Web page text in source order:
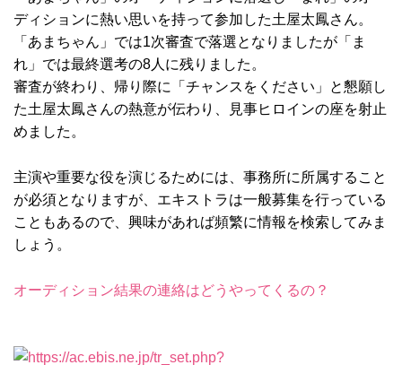
ディションに熱い思いを持って参加した土屋太鳳さん。
「あまちゃん」では1次審査で落選となりましたが「ま
れ」では最終選考の8人に残りました。
審査が終わり、帰り際に「チャンスをください」と懇願し
た土屋太鳳さんの熱意が伝わり、見事ヒロインの座を射止
めました。
主演や重要な役を演じるためには、事務所に所属すること
が必須となりますが、エキストラは一般募集を行っている
こともあるので、興味があれば頻繁に情報を検索してみま
しょう。
オーディション結果の連絡はどうやってくるの？